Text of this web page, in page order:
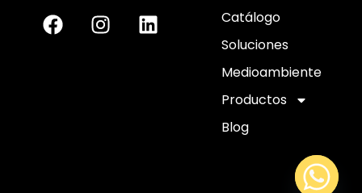
Catálogo
Soluciones
Medioambiente
Productos
Blog